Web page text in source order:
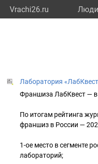
Vrachi26.ru Люди
Лаборатория
Франшиза ЛабКвест — в
По итогам рейтинга
франшиз в России —
1-ое место в сегменте
лабораторий;